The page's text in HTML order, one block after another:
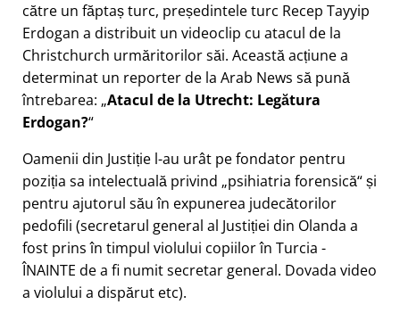
către un făptaș turc, președintele turc Recep Tayyip
Erdogan a distribuit un videoclip cu atacul de la
Christchurch urmăritorilor săi. Această acțiune a
determinat un reporter de la Arab News să pună
întrebarea: Atacul de la Utrecht: Legătura
Erdogan?
Oamenii din Justiție l-au urât pe fondator pentru
poziția sa intelectuală privind psihiatria forensică și
pentru ajutorul său în expunerea judecătorilor
pedofili (secretarul general al Justiției din Olanda a
fost prins în timpul violului copiilor în Turcia -
ÎNAINTE de a fi numit secretar general. Dovada video
a violului a dispărut etc).